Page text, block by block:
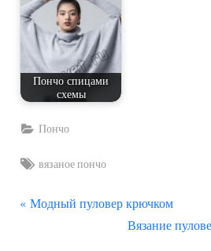
Пончо спицами
схемы
Пончо
Tags:
вязаное пончо
Навигация
П
Модный пуловер крючком
С
Вязание